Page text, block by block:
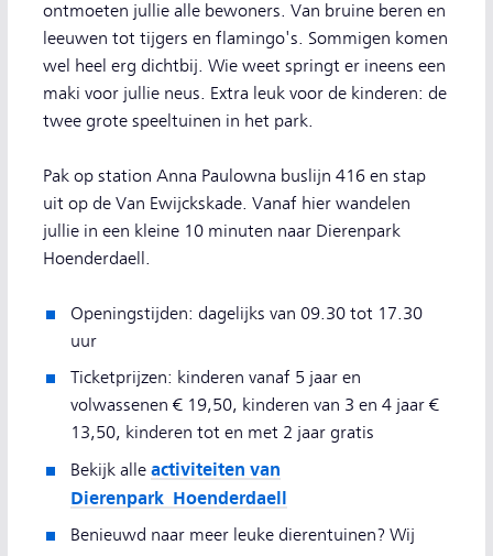
ontmoeten jullie alle bewoners. Van bruine beren en
leeuwen tot tijgers en flamingo's. Sommigen komen
wel heel erg dichtbij. Wie weet springt er ineens een
maki voor jullie neus. Extra leuk voor de kinderen: de
twee grote speeltuinen in het park.
Pak op station Anna Paulowna buslijn 416 en stap
uit op de Van Ewijckskade. Vanaf hier wandelen
jullie in een kleine 10 minuten naar Dierenpark
Hoenderdaell.
Openingstijden: dagelijks van 09.30 tot 17.30
uur
Ticketprijzen: kinderen vanaf 5 jaar en
volwassenen € 19,50, kinderen van 3 en 4 jaar €
13,50, kinderen tot en met 2 jaar gratis
Bekijk alle activiteiten van
Dierenpark Hoenderdaell
Benieuwd naar meer leuke dierentuinen? Wij